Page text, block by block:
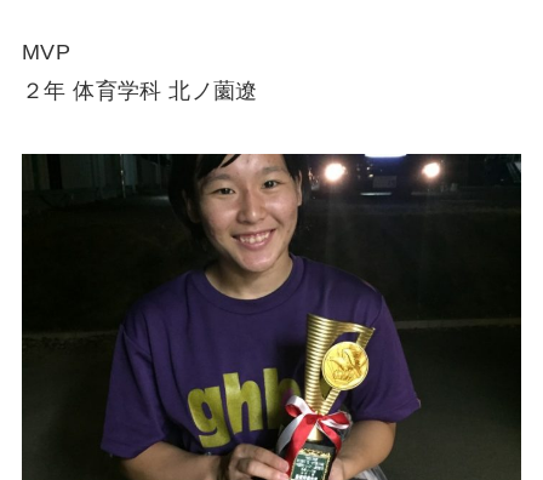
MVP
２年 体育学科 北ノ薗遼